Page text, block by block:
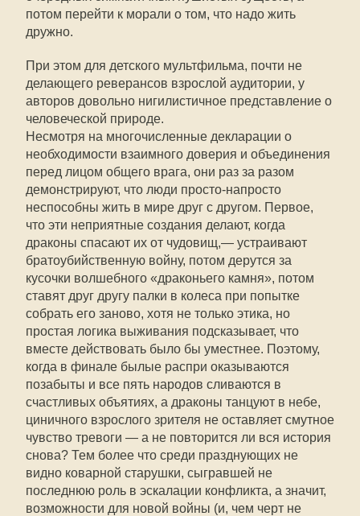
потом перейти к морали о том, что надо жить
дружно.
При этом для детского мультфильма, почти не
делающего реверансов взрослой аудитории, у
авторов довольно нигилистичное представление о
человеческой природе.
Несмотря на многочисленные декларации о
необходимости взаимного доверия и объединения
перед лицом общего врага, они раз за разом
демонстрируют, что люди просто-напросто
неспособны жить в мире друг с другом. Первое,
что эти неприятные создания делают, когда
драконы спасают их от чудовищ,— устраивают
братоубийственную войну, потом дерутся за
кусочки волшебного «драконьего камня», потом
ставят друг другу палки в колеса при попытке
собрать его заново, хотя не только этика, но
простая логика выживания подсказывает, что
вместе действовать было бы уместнее. Поэтому,
когда в финале былые распри оказываются
позабыты и все пять народов сливаются в
счастливых объятиях, а драконы танцуют в небе,
циничного взрослого зрителя не оставляет смутное
чувство тревоги — а не повторится ли вся история
снова? Тем более что среди празднующих не
видно коварной старушки, сыгравшей не
последнюю роль в эскалации конфликта, а значит,
возможности для новой войны (и, чем черт не